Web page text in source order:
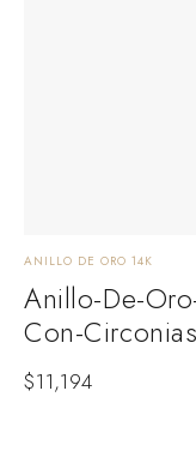
ANILLO DE ORO 14K
Anillo-De-
Con-
$11,194